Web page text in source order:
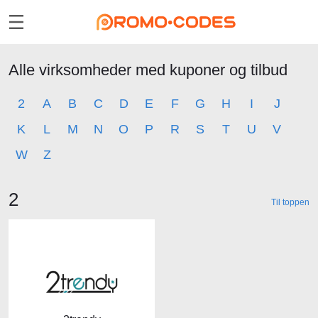
Alle virksomheder med kuponer og tilbud
2 A B C D E F G H I
J
K
L M N O P R S T U
V
W
Z
2 Til toppen